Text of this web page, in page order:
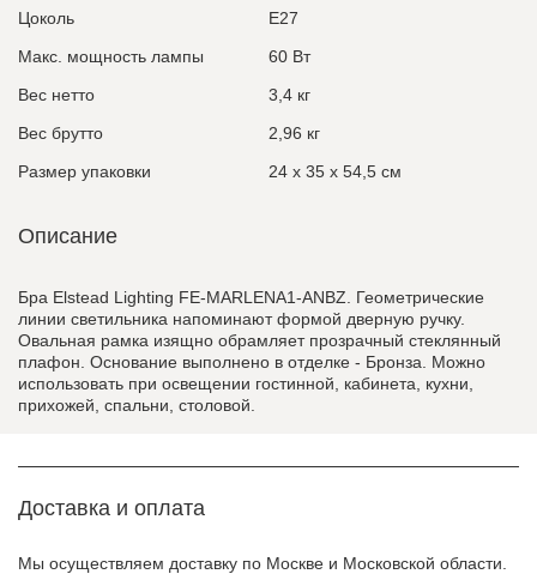
Цоколь
E27
Макс. мощность лампы
60 Вт
Вес нетто
3,4 кг
Вес брутто
2,96 кг
Размер упаковки
24 x 35 x 54,5 см
Описание
Бра Elstead Lighting FE-MARLENA1-ANBZ. Геометрические
линии светильника напоминают формой дверную ручку.
Овальная рамка изящно обрамляет прозрачный стеклянный
плафон. Основание выполнено в отделке - Бронза. Можно
использовать при освещении гостинной, кабинета, кухни,
прихожей, спальни, столовой.
Доставка и оплата
Мы осуществляем доставку по Москве и Московской области.